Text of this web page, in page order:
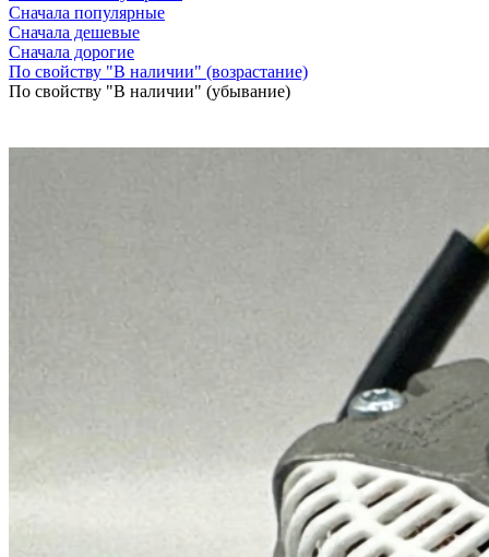
Сначала популярные
Сначала дешевые
Сначала дорогие
По свойству "В наличии" (возрастание)
По свойству "В наличии" (убывание)